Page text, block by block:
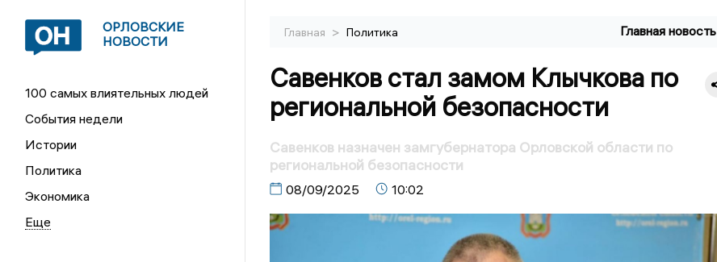
ОРЛОВСКИЕ
НОВОСТИ
100 самых влиятельных людей
События недели
Истории
Политика
Экономика
Главная > Политика Главная новость
Савенков стал замом Клычкова по
региональной безопасности
Савенков назначен замгубернатора Орловской области по
региональной безопасности
08/09/2025 10:02